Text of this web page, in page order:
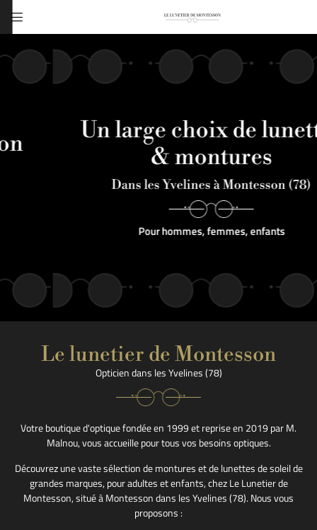

01 39 52 52 14
Adresse email de réception
 Recopier le code ci-contre
Rafraîchir le captcha
En cochant cette case, vous consentez à recevoir nos propositions commerciales à l'adresse email
dessus. Vous pouvez vous désinscrire à tout moment en utilisant
Inscription
Un large choix de lunettes
& montures
Dans les Yvelines à Montesson (78)
Pour hommes, femmes, enfants
Le lunetier de Montesson
Opticien dans les Yvelines (78)
Votre boutique d'optique fondée en 1999 et reprise en 2019 par M.
Malnou, vous accueille pour tous vos besoins optiques.
Découvrez une vaste sélection de montures et de lunettes de soleil de
grandes marques, pour adultes et enfants, chez Le Lunetier de
Montesson, situé à Montesson dans les Yvelines (78). Nous vous
proposons :